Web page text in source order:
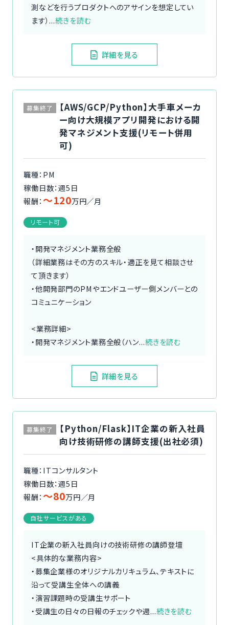
測などを行うプロダクトへのアサインを想定してい
ます）...続きを読む
詳細を見る
募集終了
【AWS/GCP/Python】大手車メーカ
ー向け大規模アプリ開発における開
発マネジメント支援(リモート併用
可)
職種：PM
稼働日数：週5日
報酬： 〜120万円／月
リモート可
・開発マネジメント業務全般
（詳細業務はその方のスキル・適正を見て相談させ
て頂きます）
・他開発部門のPMやエンドユーザー側メンバーとの
コミュニケーション
<業務詳細>
・開発マネジメント業務全般（ハン...続きを読む
詳細を見る
募集終了
【Python/Flask】IT企業の新入社員
向け技術研修の講師支援(出社必須)
職種：ITコンサルタント
稼働日数：週5日
報酬： 〜80万円／月
自社サービスがある
IT企業の新入社員向けの技術研修の講師登壇
<具体的な業務内容>
・募集企業様のオリジナルカリキュラム、テキストに
沿って受講生全体への講義
・演習課題時の受講生サポート
・受講生の日々の日報のチェックや週...続きを読む